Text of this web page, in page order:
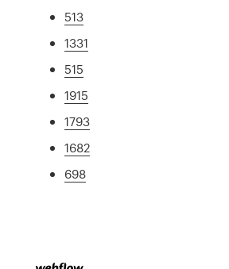
513
1331
515
1915
1793
1682
698